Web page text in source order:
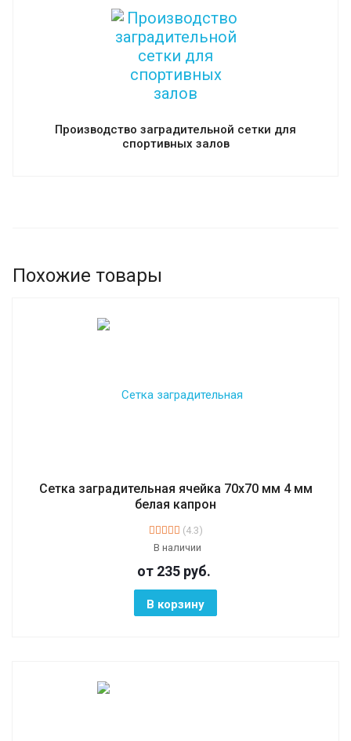
Производство заградительной сетки для
спортивных залов
Похожие товары
Сетка заградительная ячейка 70х70 мм 4 мм
белая капрон
(4.3)
В наличии
от 235 руб.
В корзину